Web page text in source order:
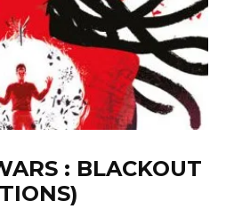
: BLACKOUT